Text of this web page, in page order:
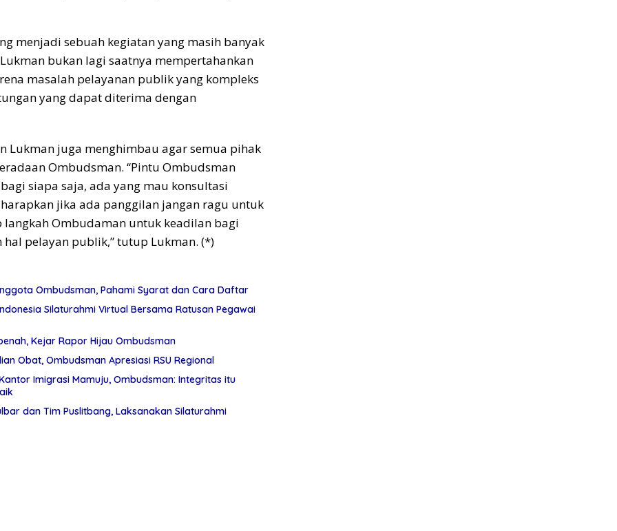
menjadi sebuah kegiatan yang masih banyak
bukan lagi saatnya mempertahankan
masalah pelayanan publik yang kompleks
yang dapat diterima dengan
Lukman juga menghimbau agar semua pihak
Ombudsman. “Pintu Ombudsman
siapa saja, ada yang mau konsultasi
jika ada panggilan jangan ragu untuk
langkah Ombudaman untuk keadilan bagi
pelayan publik,” tutup Lukman. (*)
Ombudsman, Pahami Syarat dan Cara Daftar
Silaturahmi Virtual Bersama Ratusan Pegawai
Kejar Rapor Hijau Ombudsman
Obat, Ombudsman Apresiasi RSU Regional
Imigrasi Mamuju, Ombudsman: Integritas itu
dan Tim Puslitbang, Laksanakan Silaturahmi